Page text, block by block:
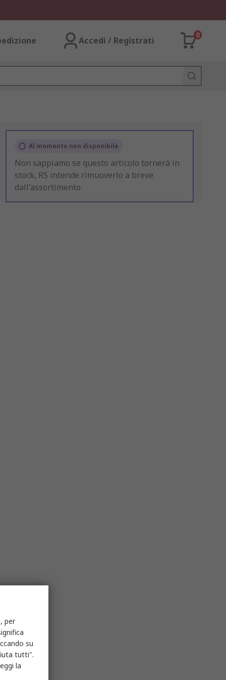
Accedi / Registrati
0
Al momento non disponibile
Non sappiamo se questo articolo tornerà in
stock, RS intende rimuoverlo a breve
dall'assortimento.
per
su
tutti".
la